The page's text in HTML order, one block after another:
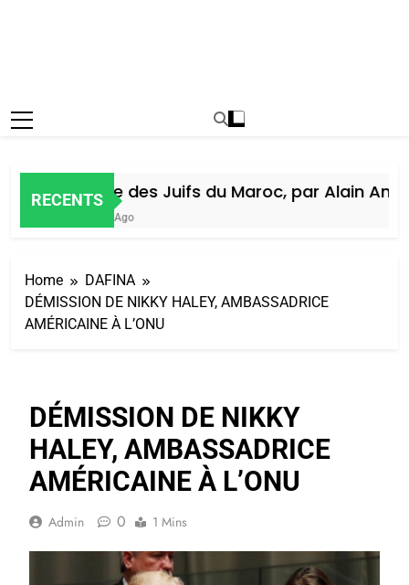
RECENTS
Histoire des Juifs du Maroc, par Alain Amiel
1 Semaine Ago
Home
DAFINA
DÉMISSION DE NIKKY HALEY, AMBASSADRICE
AMÉRICAINE À L’ONU
DÉMISSION DE NIKKY
HALEY, AMBASSADRICE
AMÉRICAINE À L’ONU
Admin 0 1 Mins